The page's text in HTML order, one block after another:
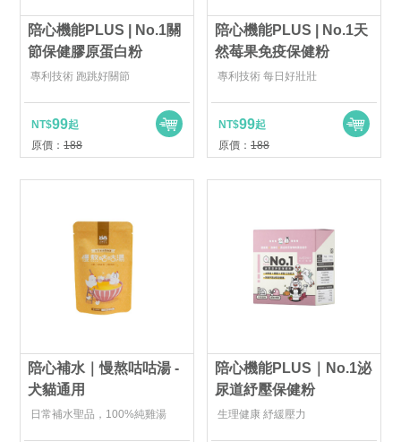
陪心機能PLUS | No.1關
節保健膠原蛋白粉
專利技術 跑跳好關節
NT$99起
原價： 188
陪心機能PLUS | No.1天
然莓果免疫保健粉
專利技術 每日好壯壯
NT$99起
原價： 188
陪心補水｜慢熬咕咕湯 -
犬貓通用
日常補水聖品，100%純雞湯
陪心機能PLUS｜No.1泌
尿道紓壓保健粉
生理健康 紓緩壓力